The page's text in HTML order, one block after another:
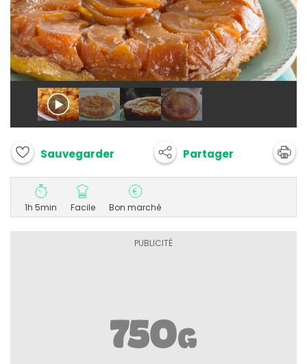
Sauvegarder Partager
1h 5min Facile Bon marché